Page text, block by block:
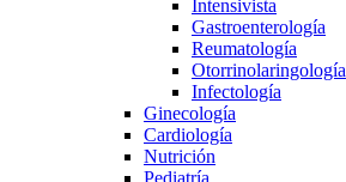
Intensivista
Gastroenterología
Reumatología
Otorrinolaringología
Infectología
Ginecología
Cardiología
Nutrición
Pediatría